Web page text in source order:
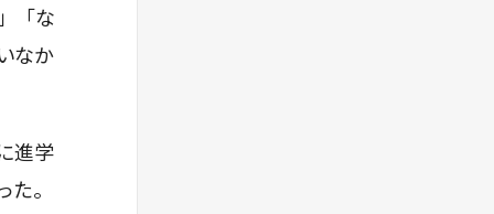
「な
なか
進学
。